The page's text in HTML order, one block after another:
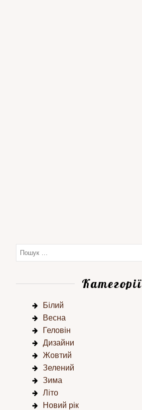
Категорії
Білий
Весна
Геловін
Дизайни
Жовтий
Зелений
Зима
Літо
Новий рік